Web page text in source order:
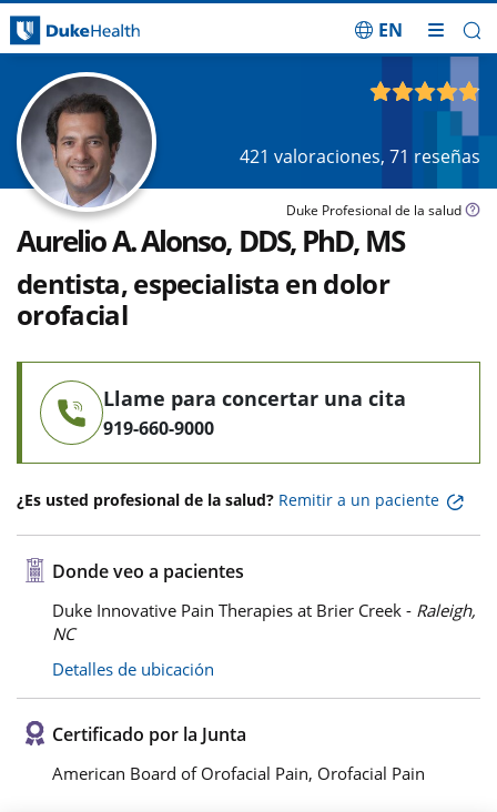
EN
421 valoraciones, 71 reseñas
Duke Profesional de la salud
Aurelio A. Alonso, DDS, PhD, MS
dentista, especialista en dolor
orofacial
Llame para concertar una cita
919-660-9000
¿Es usted profesional de la salud? Remitir a un paciente
Donde veo a pacientes
Duke Innovative Pain Therapies at Brier Creek - Raleigh,
NC
Detalles de ubicación
Certificado por la Junta
American Board of Orofacial Pain, Orofacial Pain